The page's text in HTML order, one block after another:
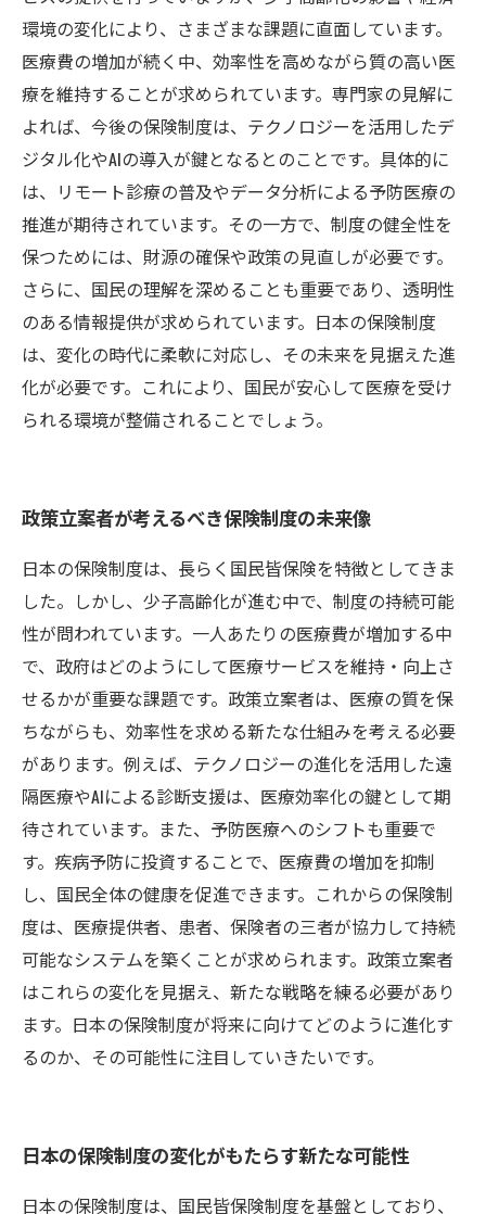
環境の変化により、さまざまな課題に直面しています。
医療費の増加が続く中、効率性を高めながら質の高い医
療を維持することが求められています。専門家の見解に
よれば、今後の保険制度は、テクノロジーを活用したデ
ジタル化やAIの導入が鍵となるとのことです。具体的に
は、リモート診療の普及やデータ分析による予防医療の
推進が期待されています。その一方で、制度の健全性を
保つためには、財源の確保や政策の見直しが必要です。
さらに、国民の理解を深めることも重要であり、透明性
のある情報提供が求められています。日本の保険制度
は、変化の時代に柔軟に対応し、その未来を見据えた進
化が必要です。これにより、国民が安心して医療を受け
られる環境が整備されることでしょう。
政策立案者が考えるべき保険制度の未来像
日本の保険制度は、長らく国民皆保険を特徴としてきま
した。しかし、少子高齢化が進む中で、制度の持続可能
性が問われています。一人あたりの医療費が増加する中
で、政府はどのようにして医療サービスを維持・向上さ
せるかが重要な課題です。政策立案者は、医療の質を保
ちながらも、効率性を求める新たな仕組みを考える必要
があります。例えば、テクノロジーの進化を活用した遠
隔医療やAIによる診断支援は、医療効率化の鍵として期
待されています。また、予防医療へのシフトも重要で
す。疾病予防に投資することで、医療費の増加を抑制
し、国民全体の健康を促進できます。これからの保険制
度は、医療提供者、患者、保険者の三者が協力して持続
可能なシステムを築くことが求められます。政策立案者
はこれらの変化を見据え、新たな戦略を練る必要があり
ます。日本の保険制度が将来に向けてどのように進化す
るのか、その可能性に注目していきたいです。
日本の保険制度の変化がもたらす新たな可能性
日本の保険制度は、国民皆保険制度を基盤としており、